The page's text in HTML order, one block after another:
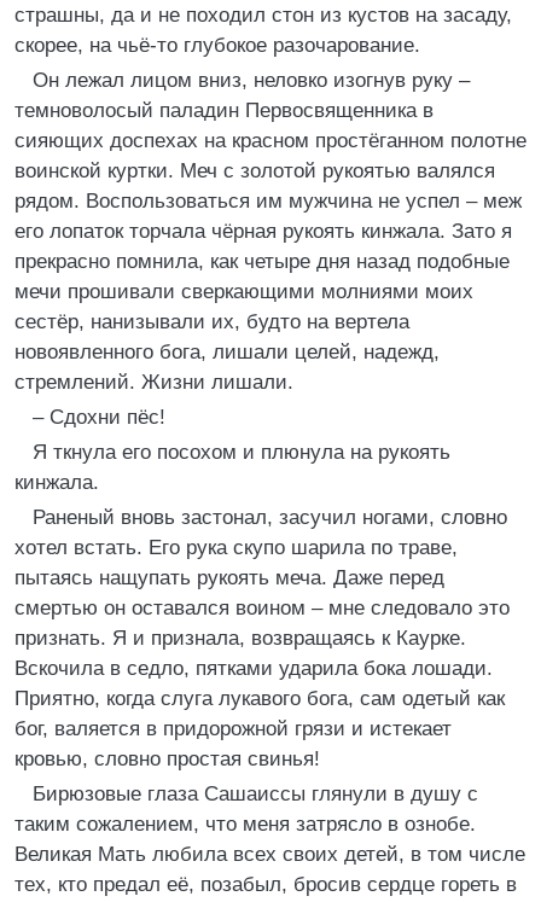
страшны, да и не походил стон из кустов на засаду,
скорее, на чьё-то глубокое разочарование.
Он лежал лицом вниз, неловко изогнув руку –
темноволосый паладин Первосвященника в
сияющих доспехах на красном простёганном полотне
воинской куртки. Меч с золотой рукоятью валялся
рядом. Воспользоваться им мужчина не успел – меж
его лопаток торчала чёрная рукоять кинжала. Зато я
прекрасно помнила, как четыре дня назад подобные
мечи прошивали сверкающими молниями моих
сестёр, нанизывали их, будто на вертела
новоявленного бога, лишали целей, надежд,
стремлений. Жизни лишали.
– Сдохни пёс!
Я ткнула его посохом и плюнула на рукоять
кинжала.
Раненый вновь застонал, засучил ногами, словно
хотел встать. Его рука скупо шарила по траве,
пытаясь нащупать рукоять меча. Даже перед
смертью он оставался воином – мне следовало это
признать. Я и признала, возвращаясь к Каурке.
Вскочила в седло, пятками ударила бока лошади.
Приятно, когда слуга лукавого бога, сам одетый как
бог, валяется в придорожной грязи и истекает
кровью, словно простая свинья!
Бирюзовые глаза Сашаиссы глянули в душу с
таким сожалением, что меня затрясло в ознобе.
Великая Мать любила всех своих детей, в том числе
тех, кто предал её, позабыл, бросив сердце гореть в